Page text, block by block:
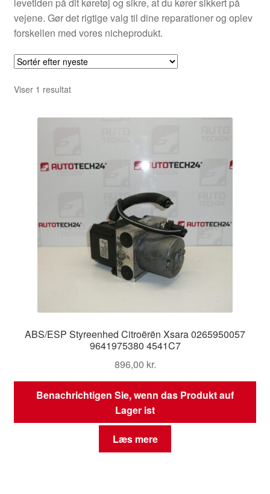
levetiden på dit køretøj og sikre, at du kører sikkert på
vejene. Gør det rigtige valg til dine reparationer og oplev
forskellen med vores nicheprodukt.
Viser 1 resultat
ABS/ESP Styreenhed Citroërën Xsara 0265950057
9641975380 4541C7
896,00 kr.
Benachrichtigen Sie, wenn das Produkt auf
Lager ist
Læs mere